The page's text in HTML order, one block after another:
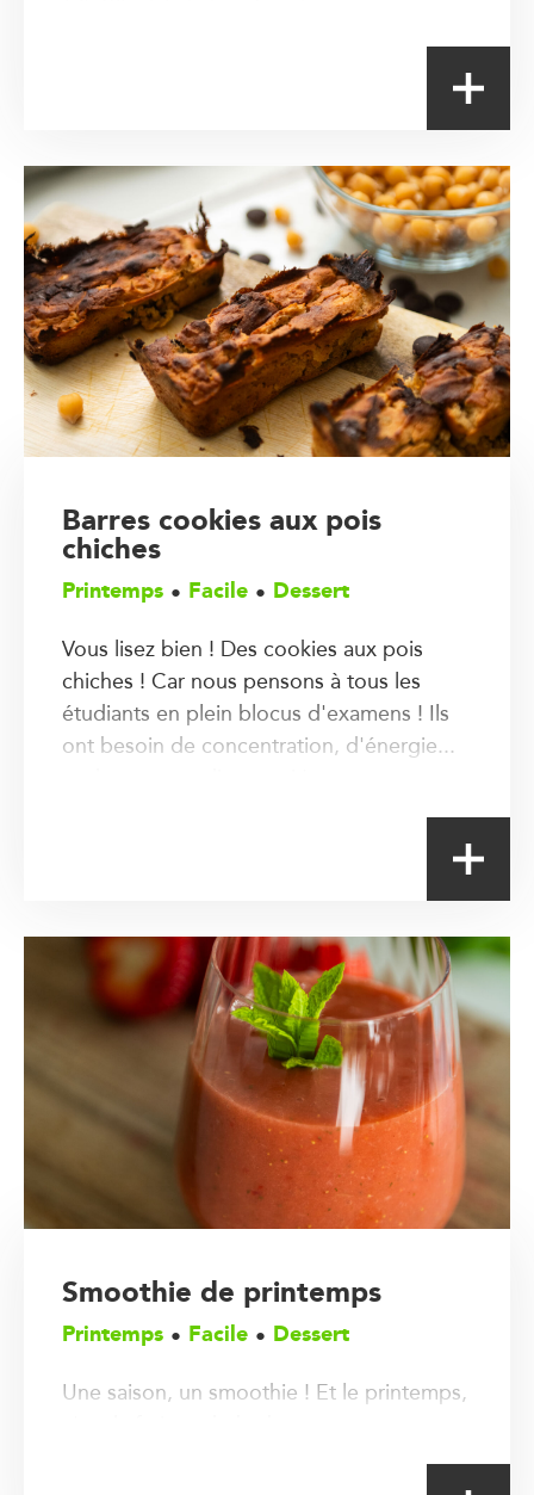
Barres cookies aux pois
chiches
Printemps Facile Dessert
Vous lisez bien ! Des cookies aux pois
chiches ! Car nous pensons à tous les
étudiants en plein blocus d'examens ! Ils
ont besoin de concentration, d'énergie...
Smoothie de printemps
Printemps Facile Dessert
Une saison, un smoothie ! Et le printemps,